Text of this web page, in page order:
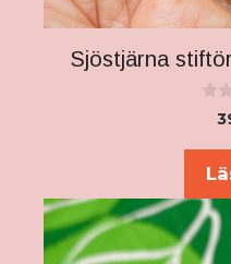
Sjöstjärna